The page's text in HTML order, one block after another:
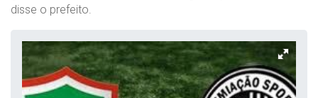
disse o prefeito.